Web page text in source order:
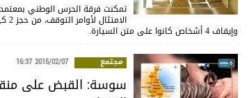
تمكنت فرقة الحرس الوطني
وإيقاف 4 أشخاص كانوا على متن السيارة.
مجتمع 2015/02/07 16:37
سوسة: القبض على